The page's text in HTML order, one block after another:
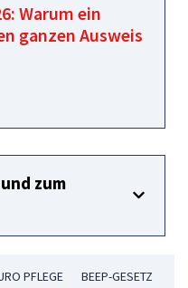
Warum ein
ganzen Ausweis
zum
PFLEGE BEEP-GESETZ